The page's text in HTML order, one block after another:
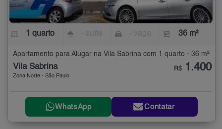
1 quarto 36 m²
Apartamento para Alugar na Vila Sabrina com 1 quarto - 36 m²
Vila Sabrina
Zona Norte - São Paulo
R$ 1.400
WhatsApp Contatar